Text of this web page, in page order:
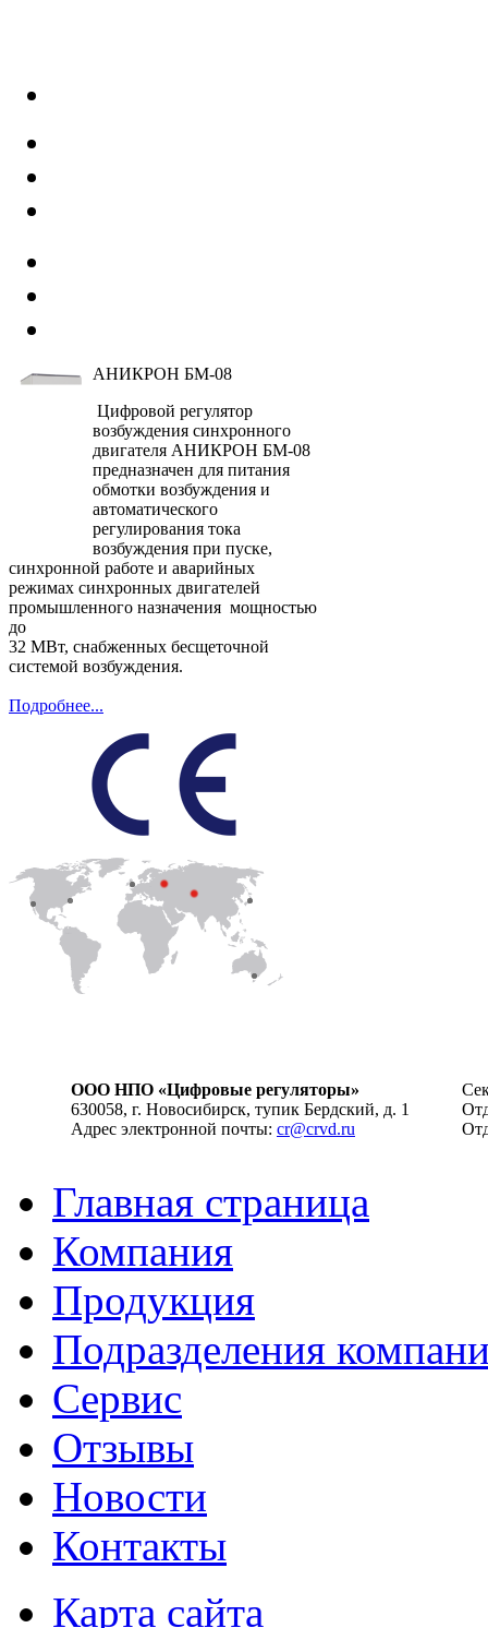
АНИКРОН БМ-08
Цифровой регулятор
возбуждения синхронного
двигателя АНИКРОН БМ-08
предназначен для питания
обмотки возбуждения и
автоматического
регулирования тока
возбуждения при пуске,
синхронной работе и аварийных
режимах синхронных двигателей
промышленного назначения мощностью
до
32 МВт, снабженных бесщеточной
системой возбуждения.
Подробнее...
ООО НПО «Цифровые регуляторы»
630058, г. Новосибирск, тупик Бердский, д. 1
Адрес электронной почты: cr@crvd.ru
Главная страница
Компания
Продукция
Подразделения
Сервис
Отзывы
Новости
Контакты
Карта сайта